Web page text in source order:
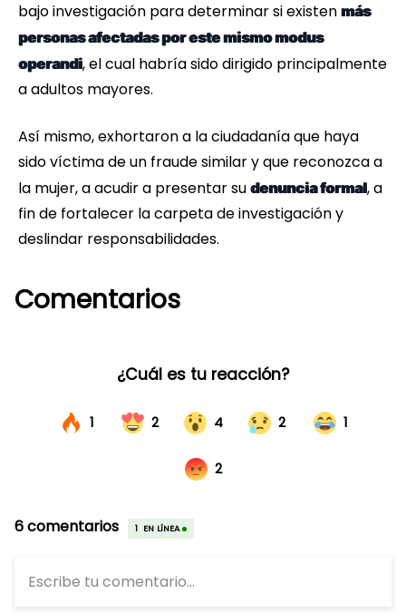
bajo investigación para determinar si existen más
personas afectadas por este mismo modus
operandi, el cual habría sido dirigido principalmente
a adultos mayores.
Así mismo, exhortaron a la ciudadanía que haya
sido víctima de un fraude similar y que reconozca a
la mujer, a acudir a presentar su denuncia formal, a
fin de fortalecer la carpeta de investigación y
deslindar responsabilidades.
Comentarios